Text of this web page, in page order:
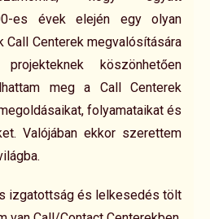
es évek elején egy olyan
Call Centerek megvalósítására
köszönhetően
meg a Call Centerek
folyamataikat és
Valójában ekkor szerettem
izgatottság és lelkesedés tölt